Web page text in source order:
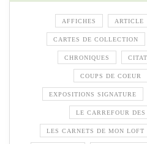
AFFICHES ARTICLE
CARTES DE COLLECTION
CHRONIQUES
COUPS DE COEUR
EXPOSITIONS SIGNATURE
LE CARREFOUR DES
LES CARNETS DE MON LOFT